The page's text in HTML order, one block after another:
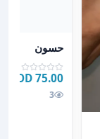
حسون
75.00 JOD
3